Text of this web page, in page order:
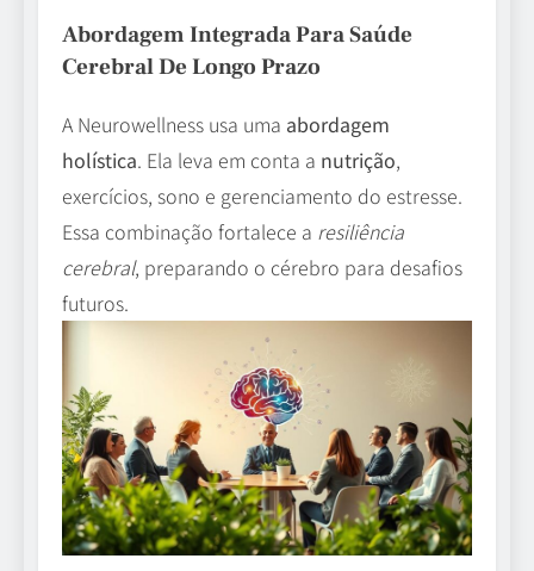
Abordagem Integrada Para Saúde
Cerebral De Longo Prazo
A Neurowellness usa uma abordagem
holística. Ela leva em conta a nutrição,
exercícios, sono e gerenciamento do estresse.
Essa combinação fortalece a resiliência
cerebral, preparando o cérebro para desafios
futuros.